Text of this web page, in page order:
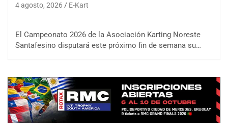
4 agosto, 2026 E-Kart
El Campeonato 2026 de la Asociación Karting Noreste
Santafesino disputará este próximo fin de semana su…